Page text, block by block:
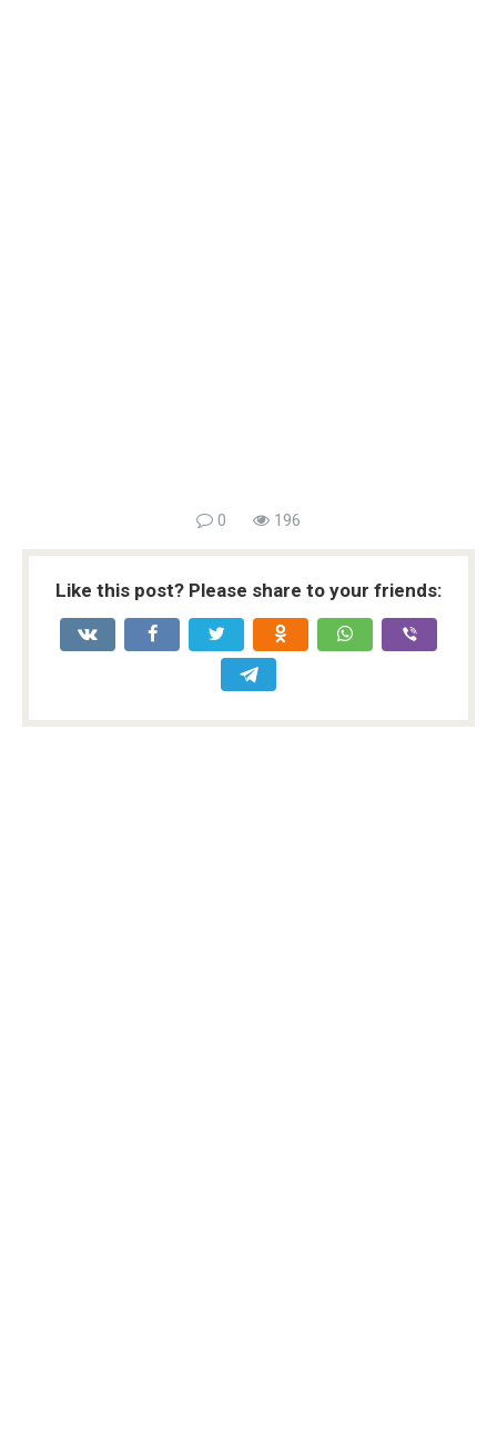
0 196
Like this post? Please share to your friends: